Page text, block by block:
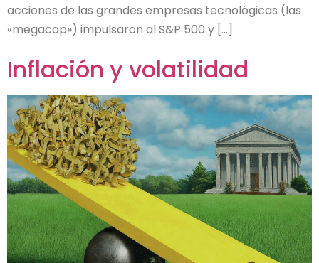
acciones de las grandes empresas tecnológicas (las
«megacap») impulsaron al S&P 500 y […]
Inflación y volatilidad